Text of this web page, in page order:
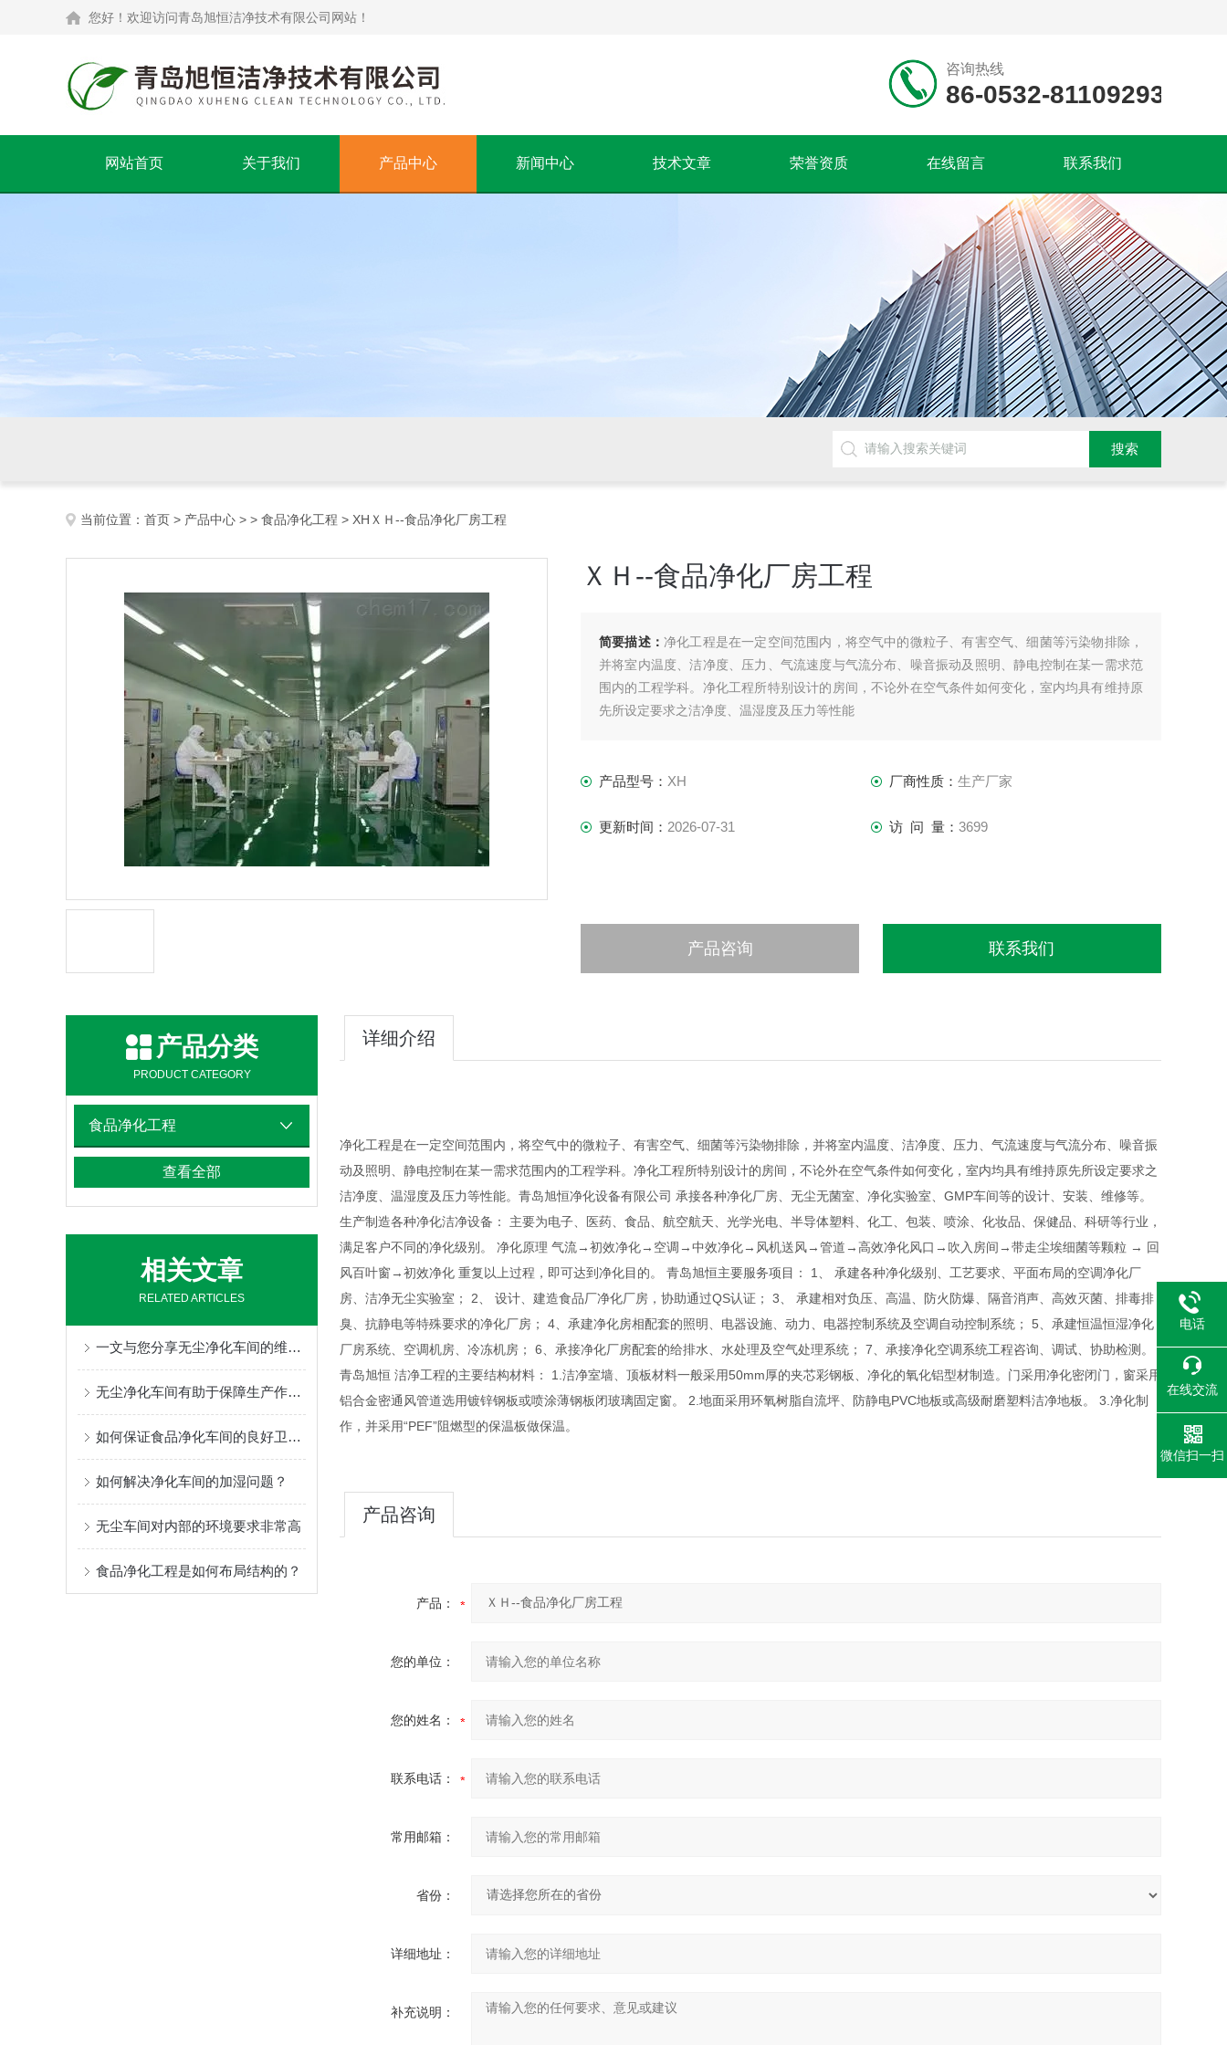
您好！欢迎访问青岛旭恒洁净技术有限公司网站！
咨询热线
86-0532-81109293
网站首页 关于我们 产品中心 新闻中心 技术文章 荣誉资质 在线留言 联系我们
当前位置： 首页 > 产品中心 > > 食品净化工程 > XHＸＨ--食品净化厂房工程
ＸＨ--食品净化厂房工程
简要描述： 净化工程是在一定空间范围内，将空气中的微粒子、有害空气、细菌等污染物排除，
并将室内温度、洁净度、压力、气流速度与气流分布、噪音振动及照明、静电控制在某一需求范
围内的工程学科。净化工程所特别设计的房间，不论外在空气条件如何变化，室内均具有维持原
先所设定要求之洁净度、温湿度及压力等性能
产品型号： XH 厂商性质： 生产厂家
更新时间： 2026-07-31 访 问 量： 3699
产品咨询 联系我们
产品分类
PRODUCT CATEGORY
食品净化工程
查看全部
相关文章
RELATED ARTICLES
一文与您分享无尘净化车间的维护保养方法
无尘净化车间有助于保障生产作业的安全和卫生
如何保证食品净化车间的良好卫生状态
如何解决净化车间的加湿问题？
无尘车间对内部的环境要求非常高
食品净化工程是如何布局结构的？
详细介绍
净化工程是在一定空间范围内，将空气中的微粒子、有害空气、细菌等污染物排除，并将室内温度、洁净度、压力、气流速度与气流分布、噪音振
动及照明、静电控制在某一需求范围内的工程学科。净化工程所特别设计的房间，不论外在空气条件如何变化，室内均具有维持原先所设定要求之
洁净度、温湿度及压力等性能。青岛旭恒净化设备有限公司 承接各种净化厂房、无尘无菌室、净化实验室、GMP车间等的设计、安装、维修等。
生产制造各种净化洁净设备： 主要为电子、医药、食品、航空航天、光学光电、半导体塑料、化工、包装、喷涂、化妆品、保健品、科研等行业，
满足客户不同的净化级别。 净化原理 气流→初效净化→空调→中效净化→风机送风→管道→高效净化风口→吹入房间→带走尘埃细菌等颗粒 → 回
风百叶窗→初效净化 重复以上过程，即可达到净化目的。 青岛旭恒主要服务项目： 1、 承建各种净化级别、工艺要求、平面布局的空调净化厂
房、洁净无尘实验室； 2、 设计、建造食品厂净化厂房，协助通过QS认证； 3、 承建相对负压、高温、防火防爆、隔音消声、高效灭菌、排毒排
臭、抗静电等特殊要求的净化厂房； 4、承建净化房相配套的照明、电器设施、动力、电器控制系统及空调自动控制系统； 5、承建恒温恒湿净化
厂房系统、空调机房、冷冻机房； 6、承接净化厂房配套的给排水、水处理及空气处理系统； 7、承接净化空调系统工程咨询、调试、协助检测。
青岛旭恒 洁净工程的主要结构材料： 1.洁净室墙、顶板材料一般采用50mm厚的夹芯彩钢板、净化的氧化铝型材制造。门采用净化密闭门，窗采用
铝合金密通风管道选用镀锌钢板或喷涂薄钢板闭玻璃固定窗。 2.地面采用环氧树脂自流坪、防静电PVC地板或高级耐磨塑料洁净地板。 3.净化制
作，并采用“PEF”阻燃型的保温板做保温。
产品咨询
产品：
您的单位：
您的姓名：
联系电话：
常用邮箱：
省份：
详细地址：
补充说明：
电话
在线交流
微信扫一扫